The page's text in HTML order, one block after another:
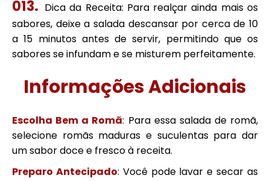
Dica da Receita: Para realçar ainda mais os
sabores, deixe a salada descansar por cerca de 10
a 15 minutos antes de servir, permitindo que os
sabores se infundam e se misturem perfeitamente.
Informações Adicionais
Escolha Bem a Romã: Para essa salada de romã,
selecione romãs maduras e suculentas para dar
um sabor doce e fresco à receita.
Preparo Antecipado: Você pode lavar e secar as